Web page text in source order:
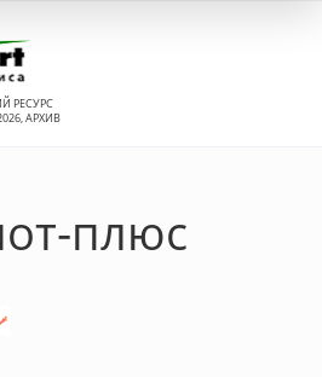
РЕСУРС
АРХИВ
плюс